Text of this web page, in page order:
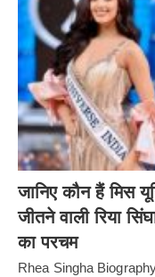
जानिए कौन हैं मिस
जीतने वाली रिया
का परचम
Rhea Singha